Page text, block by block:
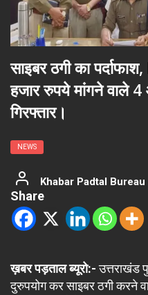
साइबर ठगी का
हजार रुपये मांगने वाले 4
गिरफ्तार।
NEWS
Khabar Padtal Bureau
Share
ख़बर पड़ताल ब्यूरो:-उत्तराखंड
दुरुपयोग कर साइबर ठगी करने